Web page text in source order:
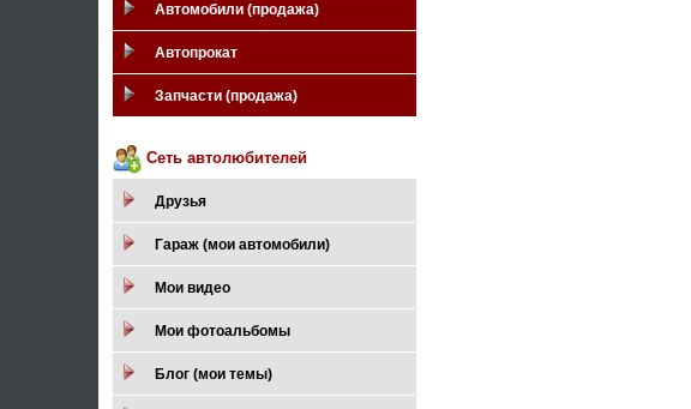
Автомобили (продажа)
Автопрокат
Запчасти (продажа)
Сеть автолюбителей
Друзья
Гараж (мои автомобили)
Мои видео
Мои фотоальбомы
Блог (мои темы)